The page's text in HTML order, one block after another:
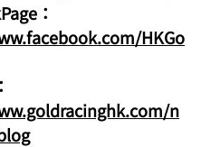
：
HKGo
n